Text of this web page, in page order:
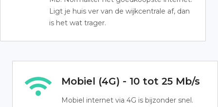
Ligt je huis ver van de wijkcentrale af, dan
is het wat trager.
Mobiel (4G) - 10 tot 25 Mb/s
Mobiel internet via 4G is bijzonder snel.